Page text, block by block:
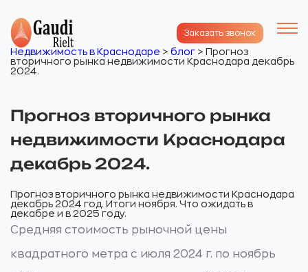
Заказать звонок
Недвижимость в Краснодаре > блог > Прогноз
вторичного рынка недвижимости Краснодара декабрь
2024.
Прогноз вторичного рынка
недвижимости Краснодара
декабрь 2024.
Прогноз вторичного рынка недвижимости Краснодара
декабрь 2024 год. Итоги ноября. Что ожидать в
декабре и в 2025 году.
Средняя стоимость рыночной цены
квадратного метра с июля 2024 г. по ноябрь